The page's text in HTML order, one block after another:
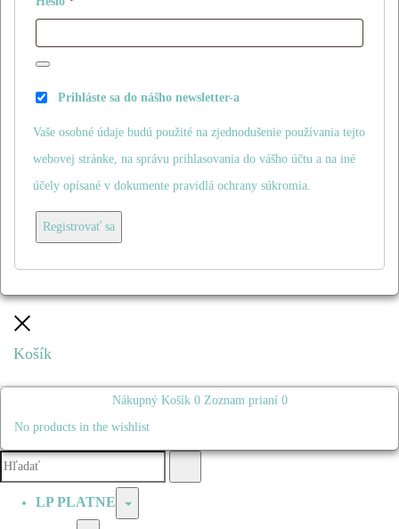
Prihláste sa do nášho newsletter-a
Vaše osobné údaje budú použité na zjednodušenie používania tejto
webovej stránke, na správu prihlasovania do vášho účtu a na iné
účely opísané v dokumente pravidlá ochrany súkromia.
Registrovať sa
Košík
Nákupný Košík 0 Zoznam prianí 0
No products in the wishlist
Vyhľadávanie:
LP PLATNE Prepínač